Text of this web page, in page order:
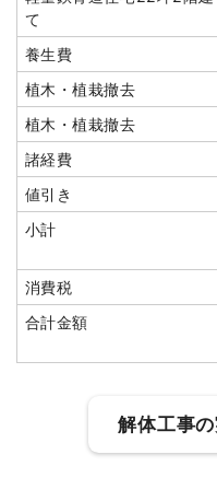
室外設備・機器撤去
諸経費
値引き
小計
消費税
合計金額
建物の種類/構造
坪数
建物解体費用
総額
て
養生費
植木・植栽撤去
植木・植栽撤去
諸経費
値引き
小計
消費税
合計金額
解体工事